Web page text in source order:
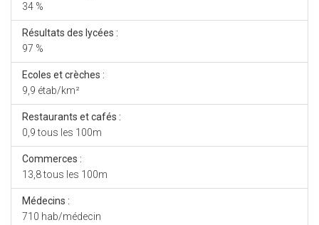
34 %
Résultats des lycées :
97 %
Ecoles et crèches :
9,9 étab/km²
Restaurants et cafés :
0,9 tous les 100m
Commerces :
13,8 tous les 100m
Médecins :
710 hab/médecin